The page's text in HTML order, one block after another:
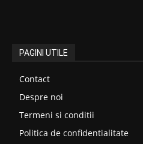
PAGINI UTILE
Contact
Despre noi
Termeni si conditii
Politica de confidentialitate